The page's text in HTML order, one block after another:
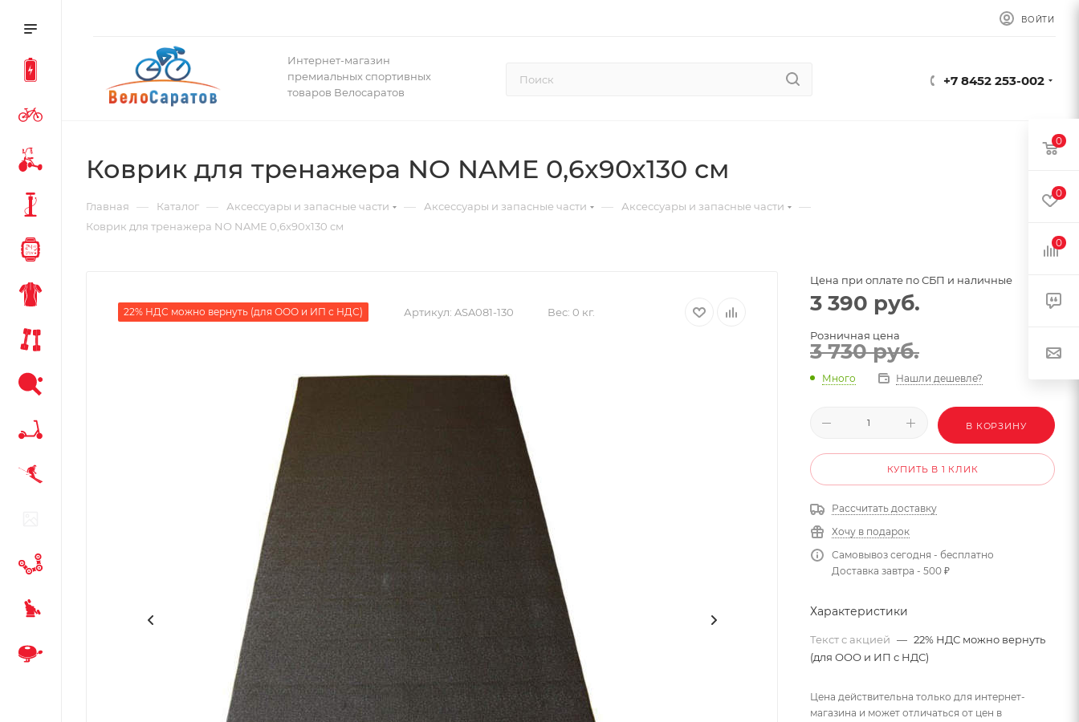
ВОЙТИ
Интернет-магазин
премиальных спортивных
товаров Велосаратов
+7 8452 253-002
Коврик для тренажера NO NAME 0,6x90x130 см
Главная — Каталог — Аксессуары и запасные части — Аксессуары и запасные части — Аксессуары и запасные части —
Коврик для тренажера NO NAME 0,6x90x130 см
22% НДС можно вернуть (для ООО и ИП с НДС) Артикул: ASA081-130 Вес: 0 кг.
Цена при оплате по СБП и наличные
3 390 руб.
Розничная цена
3 730руб.
Много Нашли дешевле?
В КОРЗИНУ
КУПИТЬ В 1 КЛИК
Рассчитать доставку
Хочу в подарок
Самовывоз сегодня - бесплатно
Доставка завтра - 500 ₽
Характеристики
Текст с акцией — 22% НДС можно вернуть
(для ООО и ИП с НДС)
Цена действительна только для интернет-
магазина и может отличаться от цен в
0
0
0